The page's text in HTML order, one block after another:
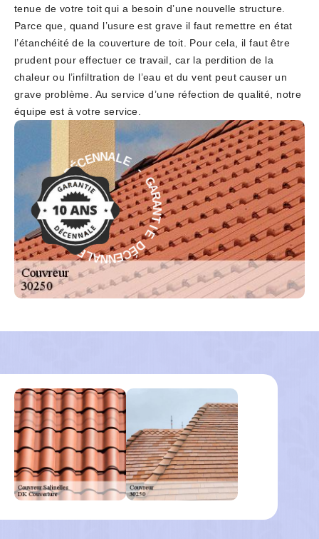
tenue de votre toit qui a besoin d’une nouvelle structure.
Parce que, quand l’usure est grave il faut remettre en état
l’étanchéité de la couverture de toit. Pour cela, il faut être
prudent pour effectuer ce travail, car la perdition de la
chaleur ou l’infiltration de l’eau et du vent peut causer un
grave problème. Au service d’une réfection de qualité, notre
équipe est à votre service.
G
A
R
A
N
T
I
E
D
É
C
E
NNALE - GAR
A
N
T
I
E
D
É
C
E
N
N
A
L
E
-